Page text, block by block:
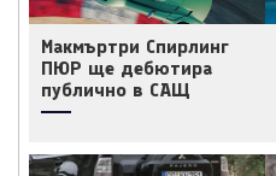
Макмъртри Спирлинг
ПЮР ще дебютира
публично в САЩ